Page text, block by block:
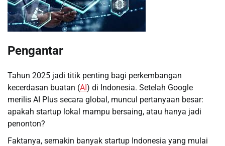
Pengantar
Tahun 2025 jadi titik penting bagi perkembangan
kecerdasan buatan (AI) di Indonesia. Setelah Google
merilis AI Plus secara global, muncul pertanyaan besar:
apakah startup lokal mampu bersaing, atau hanya jadi
penonton?
Faktanya, semakin banyak startup Indonesia yang mulai